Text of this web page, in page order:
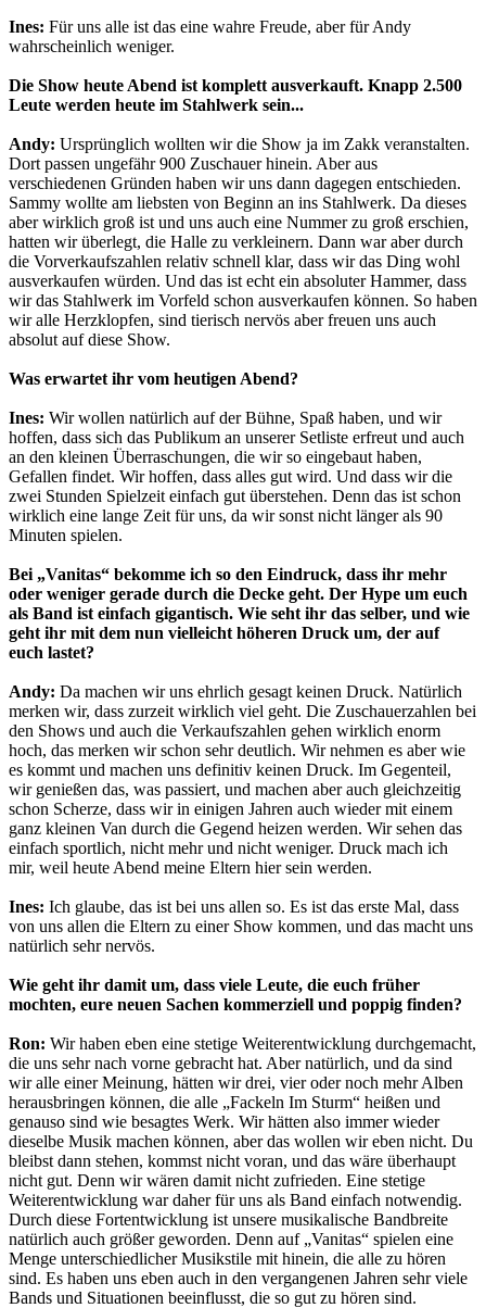
Ines: Für uns alle ist das eine wahre Freude, aber für Andy
wahrscheinlich weniger.
Die Show heute Abend ist komplett ausverkauft. Knapp 2.500
Leute werden heute im Stahlwerk sein...
Andy: Ursprünglich wollten wir die Show ja im Zakk veranstalten.
Dort passen ungefähr 900 Zuschauer hinein. Aber aus
verschiedenen Gründen haben wir uns dann dagegen entschieden.
Sammy wollte am liebsten von Beginn an ins Stahlwerk. Da dieses
aber wirklich groß ist und uns auch eine Nummer zu groß erschien,
hatten wir überlegt, die Halle zu verkleinern. Dann war aber durch
die Vorverkaufszahlen relativ schnell klar, dass wir das Ding wohl
ausverkaufen würden. Und das ist echt ein absoluter Hammer, dass
wir das Stahlwerk im Vorfeld schon ausverkaufen können. So haben
wir alle Herzklopfen, sind tierisch nervös aber freuen uns auch
absolut auf diese Show.
Was erwartet ihr vom heutigen Abend?
Ines: Wir wollen natürlich auf der Bühne, Spaß haben, und wir
hoffen, dass sich das Publikum an unserer Setliste erfreut und auch
an den kleinen Überraschungen, die wir so eingebaut haben,
Gefallen findet. Wir hoffen, dass alles gut wird. Und dass wir die
zwei Stunden Spielzeit einfach gut überstehen. Denn das ist schon
wirklich eine lange Zeit für uns, da wir sonst nicht länger als 90
Minuten spielen.
Bei „Vanitas“ bekomme ich so den Eindruck, dass ihr mehr
oder weniger gerade durch die Decke geht. Der Hype um euch
als Band ist einfach gigantisch. Wie seht ihr das selber, und wie
geht ihr mit dem nun vielleicht höheren Druck um, der auf
euch lastet?
Andy: Da machen wir uns ehrlich gesagt keinen Druck. Natürlich
merken wir, dass zurzeit wirklich viel geht. Die Zuschauerzahlen bei
den Shows und auch die Verkaufszahlen gehen wirklich enorm
hoch, das merken wir schon sehr deutlich. Wir nehmen es aber wie
es kommt und machen uns definitiv keinen Druck. Im Gegenteil,
wir genießen das, was passiert, und machen aber auch gleichzeitig
schon Scherze, dass wir in einigen Jahren auch wieder mit einem
ganz kleinen Van durch die Gegend heizen werden. Wir sehen das
einfach sportlich, nicht mehr und nicht weniger. Druck mach ich
mir, weil heute Abend meine Eltern hier sein werden.
Ines: Ich glaube, das ist bei uns allen so. Es ist das erste Mal, dass
von uns allen die Eltern zu einer Show kommen, und das macht uns
natürlich sehr nervös.
Wie geht ihr damit um, dass viele Leute, die euch früher
mochten, eure neuen Sachen kommerziell und poppig finden?
Ron: Wir haben eben eine stetige Weiterentwicklung durchgemacht,
die uns sehr nach vorne gebracht hat. Aber natürlich, und da sind
wir alle einer Meinung, hätten wir drei, vier oder noch mehr Alben
herausbringen können, die alle „Fackeln Im Sturm“ heißen und
genauso sind wie besagtes Werk. Wir hätten also immer wieder
dieselbe Musik machen können, aber das wollen wir eben nicht. Du
bleibst dann stehen, kommst nicht voran, und das wäre überhaupt
nicht gut. Denn wir wären damit nicht zufrieden. Eine stetige
Weiterentwicklung war daher für uns als Band einfach notwendig.
Durch diese Fortentwicklung ist unsere musikalische Bandbreite
natürlich auch größer geworden. Denn auf „Vanitas“ spielen eine
Menge unterschiedlicher Musikstile mit hinein, die alle zu hören
sind. Es haben uns eben auch in den vergangenen Jahren sehr viele
Bands und Situationen beeinflusst, die so gut zu hören sind.